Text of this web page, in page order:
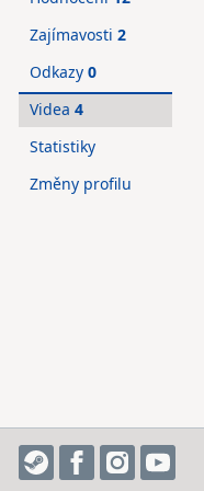
Zajímavosti 2
Odkazy 0
Videa 4
Statistiky
Změny profilu